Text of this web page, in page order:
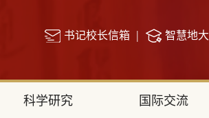
书记校长信箱 | 智慧地大
科学研究 国际交流